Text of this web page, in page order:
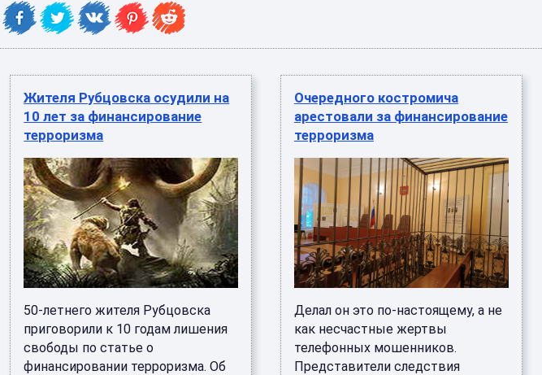
Жителя Рубцовска осудили на
10 лет за финансирование
терроризма
50-летнего жителя Рубцовска
приговорили к 10 годам лишения
свободы по статье о
финансировании терроризма. Об
Очередного костромича
арестовали за финансирование
терроризма
Делал он это по-настоящему, а не
как несчастные жертвы
телефонных мошенников.
Представители следствия